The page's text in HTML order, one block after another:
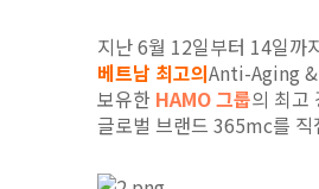
지난6월 12일부터 14일까
베트남 최고의Anti-Aging
보유한 HAMO그룹의 최고
글로벌 브랜드 365mc를